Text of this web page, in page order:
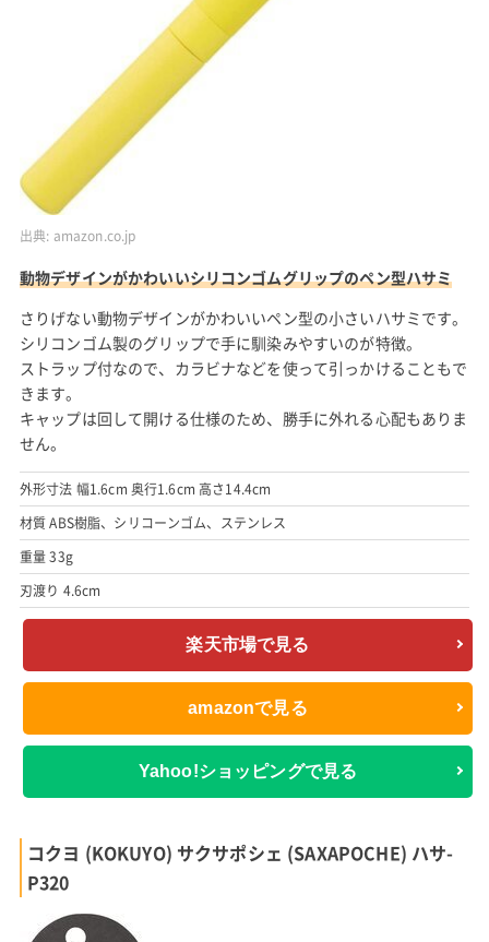
出典: amazon.co.jp
動物デザインがかわいいシリコンゴムグリップのペン型ハサミ
さりげない動物デザインがかわいいペン型の小さいハサミです。
シリコンゴム製のグリップで手に馴染みやすいのが特徴。
ストラップ付なので、カラビナなどを使って引っかけることもで
きます。
キャップは回して開ける仕様のため、勝手に外れる心配もありま
せん。
外形寸法 幅1.6cm 奥行1.6cm 高さ14.4cm
材質 ABS樹脂、シリコーンゴム、ステンレス
重量 33g
刃渡り 4.6cm
楽天市場で見る
amazonで見る
Yahoo!ショッピングで見る
コクヨ (KOKUYO) サクサポシェ (SAXAPOCHE) ハサ-
P320